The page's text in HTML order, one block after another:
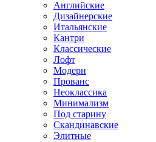
Английские
Дизайнерские
Итальянские
Кантри
Классические
Лофт
Модерн
Прованс
Неоклассика
Минимализм
Под старину
Скандинавские
Элитные